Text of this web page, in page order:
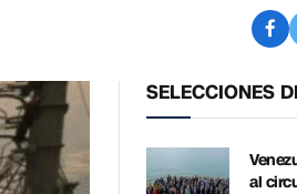
SELECCIONES
al